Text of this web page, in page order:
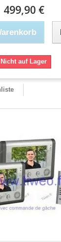
499,90 €
Nicht auf Lager